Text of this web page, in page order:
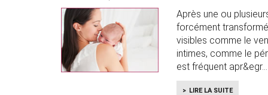
Après une ou
forcément
visibles comme le
intimes, comme le
est fréquent apr&egr
LIRE LA SUITE